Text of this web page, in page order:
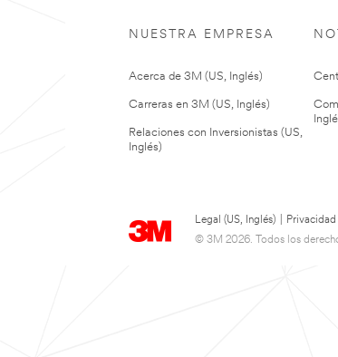
NUESTRA EMPRESA
Acerca de 3M (US, Inglés)
Carreras en 3M (US, Inglés)
Relaciones con Inversionistas (US,
Inglés)
Legal (US, Inglés) Privacidad
© 3M 2026. Todos los